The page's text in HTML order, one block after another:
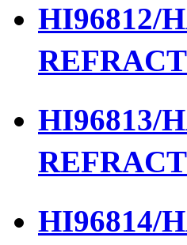
HI96812/
HI96813/
HI96814/